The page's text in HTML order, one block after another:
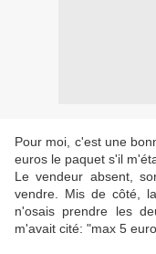
Pour moi, c'est une
euros le paquet s'il
Le vendeur absent,
vendre. Mis de côté,
n'osais prendre les
m'avait cité: "max 5